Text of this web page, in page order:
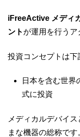
iFreeActive メディ
ント が運用を行うア
投資コンセプトは下
日本を含む世界
式に投資
メディカルデバイ
まな機器の総称で